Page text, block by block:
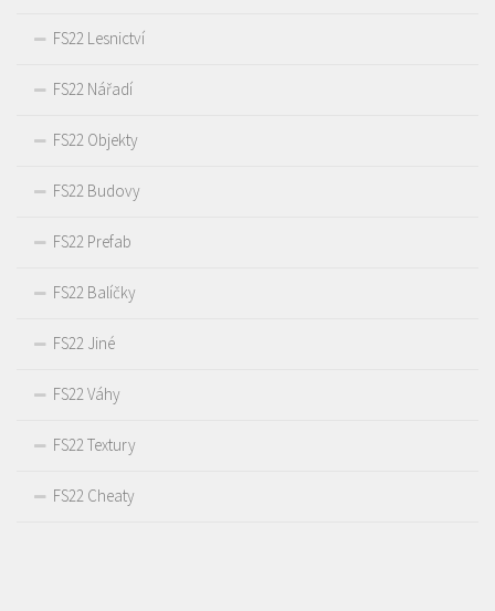
FS22 Lesnictví
FS22 Nářadí
FS22 Objekty
FS22 Budovy
FS22 Prefab
FS22 Balíčky
FS22 Jiné
FS22 Váhy
FS22 Textury
FS22 Cheaty